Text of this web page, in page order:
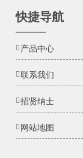
快捷导航
产品中心
联系我们
招贤纳士
网站地图